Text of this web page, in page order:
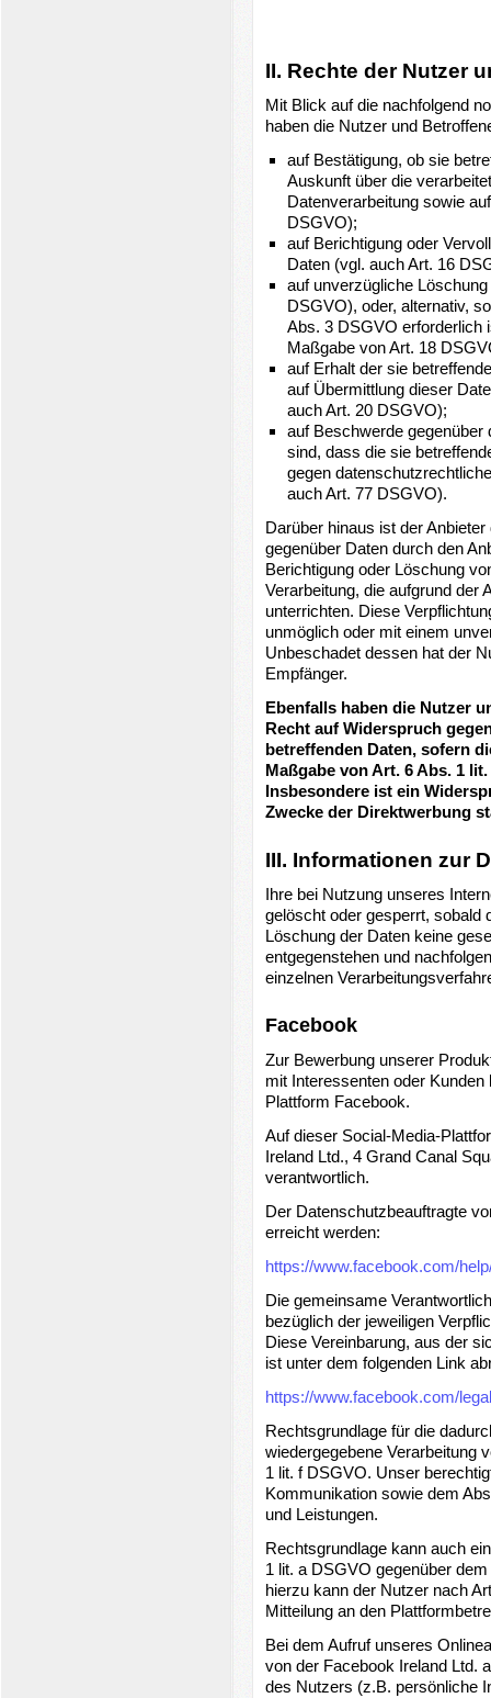
II. Rechte der Nutzer
Mit Blick auf die nachfolgend
haben die Nutzer und
auf Bestätigung, ob sie
Auskunft über die
Datenverarbeitung sowie
DSGVO);
auf Berichtigung oder
Daten (vgl. auch Art. 16
auf unverzügliche
DSGVO), oder, alternativ,
Abs. 3 DSGVO erforderlich
Maßgabe von Art. 18
auf Erhalt der sie
auf Übermittlung dieser
auch Art. 20 DSGVO);
auf Beschwerde gegenüber
sind, dass die sie
gegen
auch Art. 77 DSGVO).
Darüber hinaus ist der
gegenüber Daten durch den
Berichtigung oder Löschung
Verarbeitung, die aufgrund der
unterrichten. Diese
unmöglich oder mit einem
Unbeschadet dessen hat der
Empfänger.
Ebenfalls haben die Nutzer
Recht auf Widerspruch
betreffenden Daten, sofern
Maßgabe von Art. 6 Abs. 1
Insbesondere ist ein
Zwecke der Direktwerbung
III. Informationen zur
Ihre bei Nutzung unseres
gelöscht oder gesperrt, sobald
Löschung der Daten keine
entgegenstehen und
einzelnen
Facebook
Zur Bewerbung unserer
mit Interessenten oder
Plattform Facebook.
Auf dieser Social-Media-
Ireland Ltd., 4 Grand Canal
verantwortlich.
Der Datenschutzbeauftragte
erreicht werden:
https://www.facebook.com/
Die gemeinsame
bezüglich der jeweiligen
Diese Vereinbarung, aus der
ist unter dem folgenden Link
https://www.facebook.com/
Rechtsgrundlage für die
wiedergegebene Verarbeitung
1 lit. f DSGVO. Unser
Kommunikation sowie dem
und Leistungen.
Rechtsgrundlage kann auch
1 lit. a DSGVO gegenüber
hierzu kann der Nutzer nach
Mitteilung an den
Bei dem Aufruf unseres
von der Facebook Ireland Ltd.
des Nutzers (z.B. persönliche